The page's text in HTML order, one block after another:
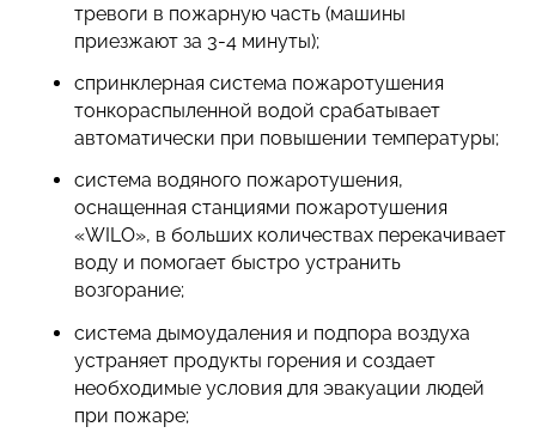
тревоги в пожарную часть (машины
приезжают за 3-4 минуты);
спринклерная система пожаротушения
тонкораспыленной водой срабатывает
автоматически при повышении температуры;
система водяного пожаротушения,
оснащенная станциями пожаротушения
«WILO», в больших количествах перекачивает
воду и помогает быстро устранить
возгорание;
система дымоудаления и подпора воздуха
устраняет продукты горения и создает
необходимые условия для эвакуации людей
при пожаре;